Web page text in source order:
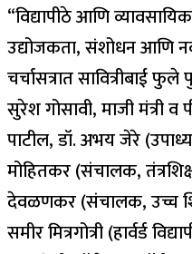
“विद्यापीठे आणि
उद्योजकता, संशोधन आणि
चर्चासत्रात सावित्रीबाई
सुरेश गोसावी, माजी मंत्री
पाटील, डॉ. अभय जेरे
मोहितकर (संचालक,
देवळणकर (संचालक, उच्च
समीर मित्रगोत्री (हार्वर्ड